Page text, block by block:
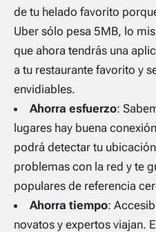
de tu helado favorito
Uber sólo pesa 5MB, lo
que ahora tendrás una
a tu restaurante favorito y
envidiables.
Ahorra esfuerzo:
lugares hay buena
podrá detectar tu
problemas con la red y te
populares de referencia
Ahorra tiempo:
novatos y expertos viajan.